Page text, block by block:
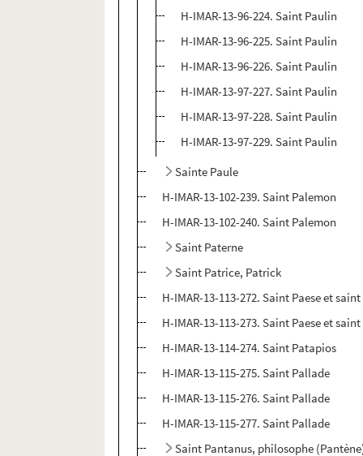
H-IMAR-13-96-224. Saint Paulin
H-IMAR-13-96-225. Saint Paulin
H-IMAR-13-96-226. Saint Paulin
H-IMAR-13-97-227. Saint Paulin
H-IMAR-13-97-228. Saint Paulin
H-IMAR-13-97-229. Saint Paulin
Sainte Paule
H-IMAR-13-102-239. Saint Palemon
H-IMAR-13-102-240. Saint Palemon
Saint Paterne
Saint Patrice, Patrick
H-IMAR-13-113-272. Saint Paese et
H-IMAR-13-113-273. Saint Paese et
H-IMAR-13-114-274. Saint Patapios
H-IMAR-13-115-275. Saint Pallade
H-IMAR-13-115-276. Saint Pallade
H-IMAR-13-115-277. Saint Pallade
Saint Pantanus, philosophe